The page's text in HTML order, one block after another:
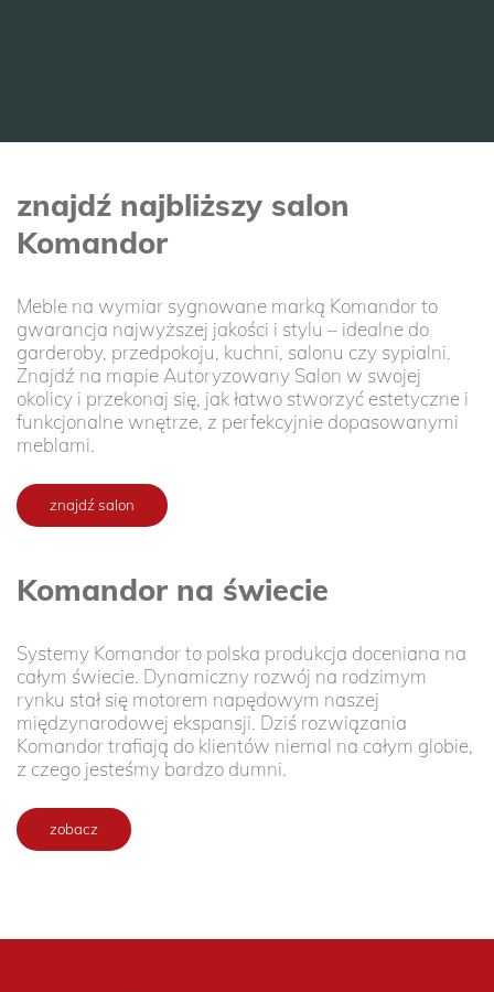
znajdź najbliższy salon
Komandor
Meble na wymiar sygnowane marką Komandor to
gwarancja najwyższej jakości i stylu – idealne do
garderoby, przedpokoju, kuchni, salonu czy sypialni.
Znajdź na mapie Autoryzowany Salon w swojej
okolicy i przekonaj się, jak łatwo stworzyć estetyczne i
funkcjonalne wnętrze, z perfekcyjnie dopasowanymi
meblami.
znajdź salon
Komandor na świecie
Systemy Komandor to polska produkcja doceniana na
całym świecie. Dynamiczny rozwój na rodzimym
rynku stał się motorem napędowym naszej
międzynarodowej ekspansji. Dziś rozwiązania
Komandor trafiają do klientów niemal na całym globie,
z czego jesteśmy bardzo dumni.
zobacz